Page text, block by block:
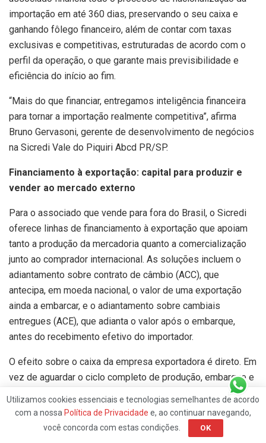
importação em até 360 dias, preservando o seu caixa e
ganhando fôlego financeiro, além de contar com taxas
exclusivas e competitivas, estruturadas de acordo com o
perfil da operação, o que garante mais previsibilidade e
eficiência do início ao fim.
“Mais do que financiar, entregamos inteligência financeira
para tornar a importação realmente competitiva”, afirma
Bruno Gervasoni, gerente de desenvolvimento de negócios
na Sicredi Vale do Piquiri Abcd PR/SP.
Financiamento à exportação: capital para produzir e
vender ao mercado externo
Para o associado que vende para fora do Brasil, o Sicredi
oferece linhas de financiamento à exportação que apoiam
tanto a produção da mercadoria quanto a comercialização
junto ao comprador internacional. As soluções incluem o
adiantamento sobre contrato de câmbio (ACC), que
antecipa, em moeda nacional, o valor de uma exportação
ainda a embarcar, e o adiantamento sobre cambiais
entregues (ACE), que adianta o valor após o embarque,
antes do recebimento efetivo do importador.
O efeito sobre o caixa da empresa exportadora é direto. Em
vez de aguardar o ciclo completo de produção, embarque e
recebimento — o que pode levar meses —, o associado
conta com liquidez imediata para honrar compromissos
com fornecedores, folha de pagamento e investimentos.
Essa agilidade tem se mostrado decisiva para empresas
Utilizamos cookies essenciais e tecnologias semelhantes de acordo
com a nossa Política de Privacidade e, ao continuar navegando,
você concorda com estas condições.
OK